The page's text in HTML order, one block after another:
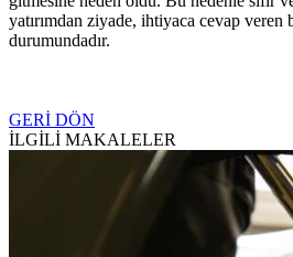
yatırımdan ziyade, ihtiyaca cevap veren
durumundadır.
GERİ DÖN
İLGİLİ MAKALELER